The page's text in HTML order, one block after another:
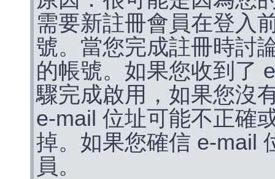
需要新註冊會員在登入
號。當您完成註冊時討
的帳號。如果您收到了
驟完成啟用，如果您沒
e-mail 位址可能不正確
掉。如果您確信 e-mail
員。